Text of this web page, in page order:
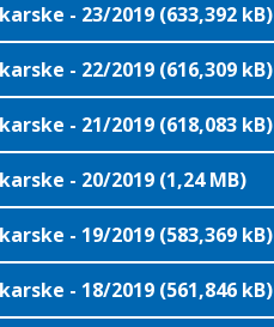
- 23/2019 (633,392 kB)
- 22/2019 (616,309 kB)
- 21/2019 (618,083 kB)
- 20/2019 (1,24 MB)
- 19/2019 (583,369 kB)
- 18/2019 (561,846 kB)